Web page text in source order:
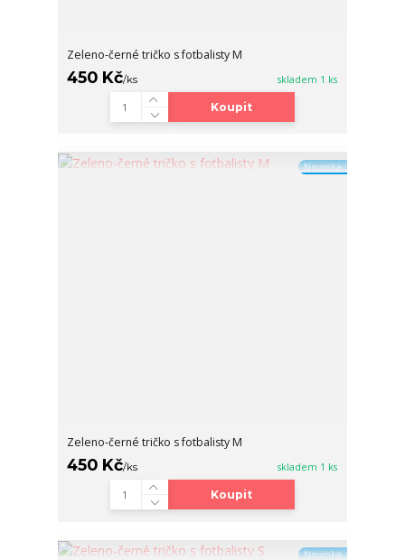
Zeleno-černé tričko s fotbalisty M
450 Kč/ks skladem 1 ks
Koupit
Novinka
Zeleno-černé tričko s fotbalisty M
450 Kč/ks skladem 1 ks
Koupit
Novinka